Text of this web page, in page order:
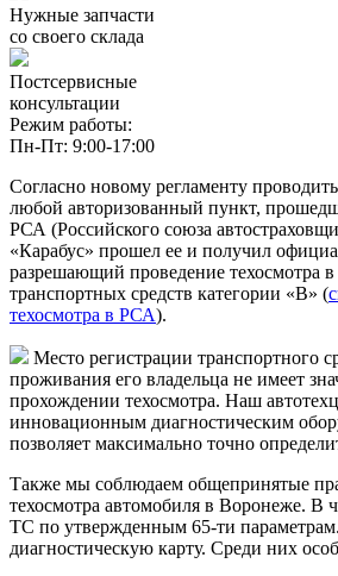
Нужные запчасти
со своего склада
Постсервисные
консультации
Режим работы:
Пн-Пт: 9:00-17:00
Согласно новому регламенту
любой авторизованный пункт,
РСА (Российского союза
«Карабус» прошел ее и получил
разрешающий проведение техосмотра
транспортных средств категории «В» (
техосмотра в РСА).
Место регистрации транспортного
проживания его владельца не имеет
прохождении техосмотра. Наш
инновационным диагностическим
позволяет максимально точно
Также мы соблюдаем общепринятые
техосмотра автомобиля в Воронеже. В
ТС по утвержденным 65-ти
диагностическую карту. Среди них